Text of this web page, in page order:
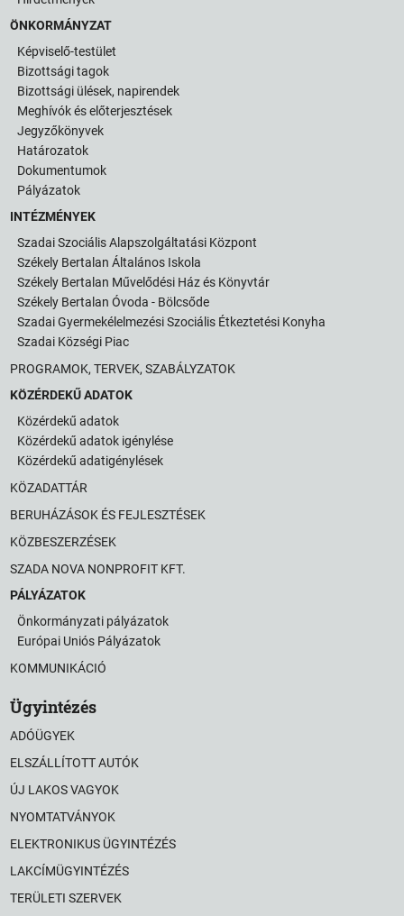
ÖNKORMÁNYZAT
Képviselő-testület
Bizottsági tagok
Bizottsági ülések, napirendek
Meghívók és előterjesztések
Jegyzőkönyvek
Határozatok
Dokumentumok
Pályázatok
INTÉZMÉNYEK
Szadai Szociális Alapszolgáltatási Központ
Székely Bertalan Általános Iskola
Székely Bertalan Művelődési Ház és Könyvtár
Székely Bertalan Óvoda - Bölcsőde
Szadai Gyermekélelmezési Szociális Étkeztetési Konyha
Szadai Községi Piac
PROGRAMOK, TERVEK, SZABÁLYZATOK
KÖZÉRDEKŰ ADATOK
Közérdekű adatok
Közérdekű adatok igénylése
Közérdekű adatigénylések
KÖZADATTÁR
BERUHÁZÁSOK ÉS FEJLESZTÉSEK
KÖZBESZERZÉSEK
SZADA NOVA NONPROFIT KFT.
PÁLYÁZATOK
Önkormányzati pályázatok
Európai Uniós Pályázatok
KOMMUNIKÁCIÓ
Ügyintézés
ADÓÜGYEK
ELSZÁLLÍTOTT AUTÓK
ÚJ LAKOS VAGYOK
NYOMTATVÁNYOK
ELEKTRONIKUS ÜGYINTÉZÉS
LAKCÍMÜGYINTÉZÉS
TERÜLETI SZERVEK